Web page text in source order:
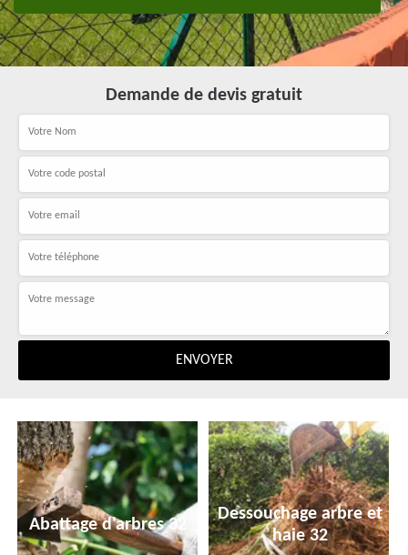
Demande de devis gratuit
Abattage d'arbres 32
Dessouchage arbre et
haie 32